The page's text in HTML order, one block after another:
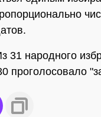
31 народного
проголосовало